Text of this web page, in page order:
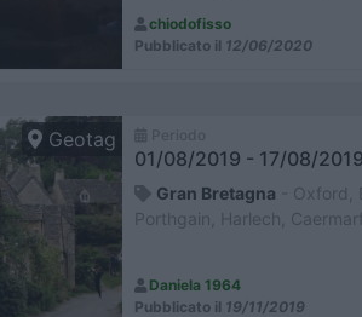
chiodofisso
Pubblicato il 12/06/2020
Geotag
01/08/2019 - 17/08/
Gran Bretagna - Oxford,
Porthgain, Harlech,
Daniela 1964
Pubblicato il 19/11/2019